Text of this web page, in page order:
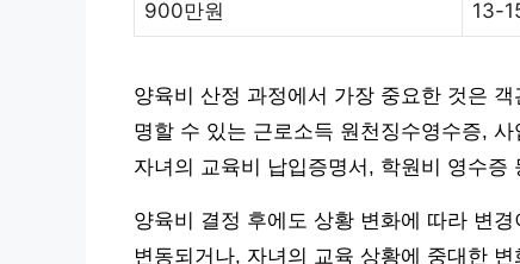
900만원 13-
양육비 산정 과정에서 가장 중요한 것은
명할 수 있는 근로소득 원천징수영수증,
자녀의 교육비 납입증명서, 학원비 영수증
양육비 결정 후에도 상황 변화에 따라 변
변동되거나, 자녀의 교육 상황에 중대한